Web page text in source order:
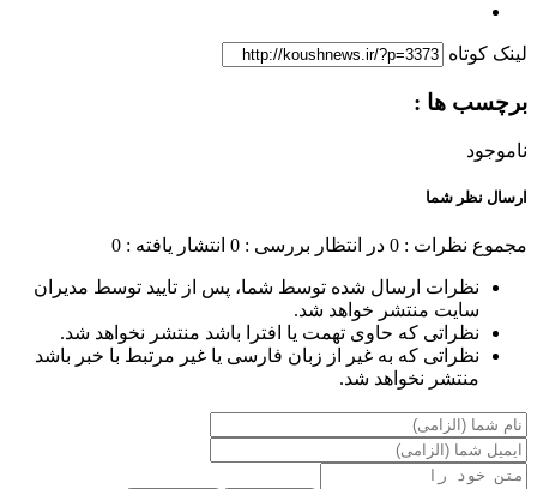
لینک کوتاه
برچسب ها :
ناموجود
ارسال نظر شما
مجموع نظرات : 0 در انتظار بررسی : 0 انتشار یافته : 0
نظرات ارسال شده توسط شما، پس از تایید توسط مدیران
سایت منتشر خواهد شد.
نظراتی که حاوی تهمت یا افترا باشد منتشر نخواهد شد.
نظراتی که به غیر از زبان فارسی یا غیر مرتبط با خبر باشد
منتشر نخواهد شد.